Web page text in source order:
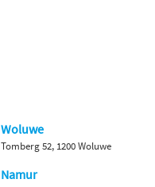
Woluwe
Tomberg 52, 1200 Woluwe
Namur